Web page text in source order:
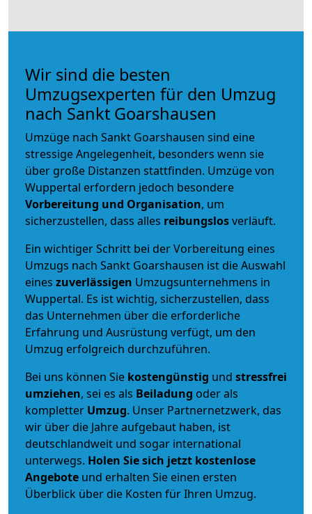
Wir sind die besten
Umzugsexperten für den Umzug
nach Sankt Goarshausen
Umzüge nach Sankt Goarshausen sind eine
stressige Angelegenheit, besonders wenn sie
über große Distanzen stattfinden. Umzüge von
Wuppertal erfordern jedoch besondere
Vorbereitung und Organisation, um
sicherzustellen, dass alles reibungslosverläuft.
Ein wichtiger Schritt bei der Vorbereitung eines
Umzugs nach Sankt Goarshausen ist die Auswahl
eines zuverlässigen Umzugsunternehmens in
Wuppertal. Es ist wichtig, sicherzustellen, dass
das Unternehmen über die erforderliche
Erfahrung und Ausrüstung verfügt, um den
Umzug erfolgreich durchzuführen.
Bei uns können Sie kostengünstig und stressfrei
umziehen, sei es als Beiladung oder als
kompletter Umzug. Unser Partnernetzwerk, das
wir über die Jahre aufgebaut haben, ist
deutschlandweit und sogar international
unterwegs. Holen Sie sich jetzt kostenlose
Angebote und erhalten Sie einen ersten
Überblick über die Kosten für Ihren Umzug.